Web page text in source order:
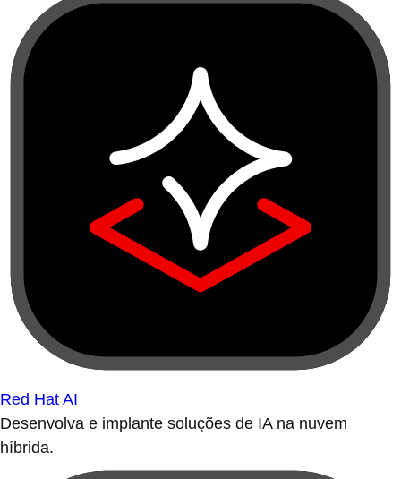
Red Hat AI
Desenvolva e implante soluções de IA na nuvem
híbrida.